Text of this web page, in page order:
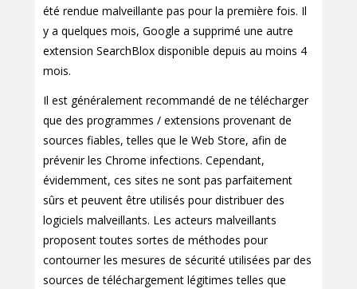
été rendue malveillante pas pour la première fois. Il
y a quelques mois, Google a supprimé une autre
extension SearchBlox disponible depuis au moins 4
mois.
Il est généralement recommandé de ne télécharger
que des programmes / extensions provenant de
sources fiables, telles que le Web Store, afin de
prévenir les Chrome infections. Cependant,
évidemment, ces sites ne sont pas parfaitement
sûrs et peuvent être utilisés pour distribuer des
logiciels malveillants. Les acteurs malveillants
proposent toutes sortes de méthodes pour
contourner les mesures de sécurité utilisées par des
sources de téléchargement légitimes telles que